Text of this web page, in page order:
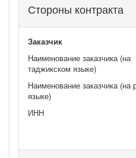
Стороны контракта
Заказчик
Наименование заказчика (на
таджикском языке)
Наименование заказчика (на
языке)
ИНН